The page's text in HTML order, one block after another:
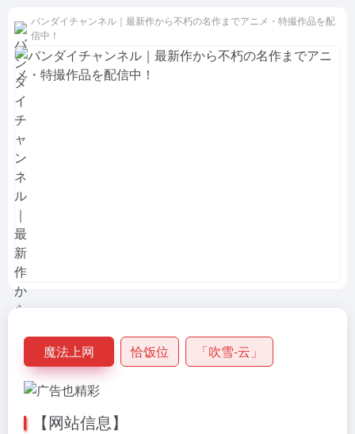
バンダイチャンネル｜最新作から不朽の名作までアニメ・特撮作品を配
信中！
魔法上网 恰饭位 「吹雪-云」
【网站信息】